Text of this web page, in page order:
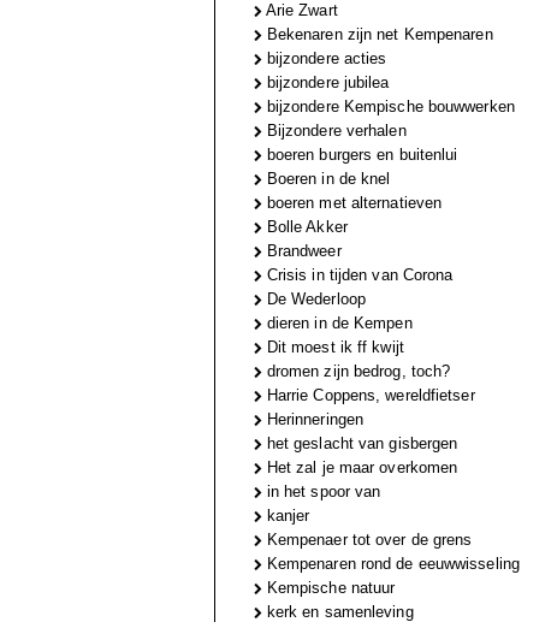
Arie Zwart
Bekenaren zijn net Kempenaren
bijzondere acties
bijzondere jubilea
bijzondere Kempische bouwwerken
Bijzondere verhalen
boeren burgers en buitenlui
Boeren in de knel
boeren met alternatieven
Bolle Akker
Brandweer
Crisis in tijden van Corona
De Wederloop
dieren in de Kempen
Dit moest ik ff kwijt
dromen zijn bedrog, toch?
Harrie Coppens, wereldfietser
Herinneringen
het geslacht van gisbergen
Het zal je maar overkomen
in het spoor van
kanjer
Kempenaer tot over de grens
Kempenaren rond de eeuwwisseling
Kempische natuur
kerk en samenleving